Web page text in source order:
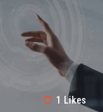
1 Likes